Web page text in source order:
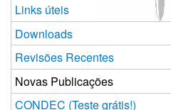
Links úteis
Downloads
Revisões Recentes
Novas Publicações
CONDEC (Teste grátis!)